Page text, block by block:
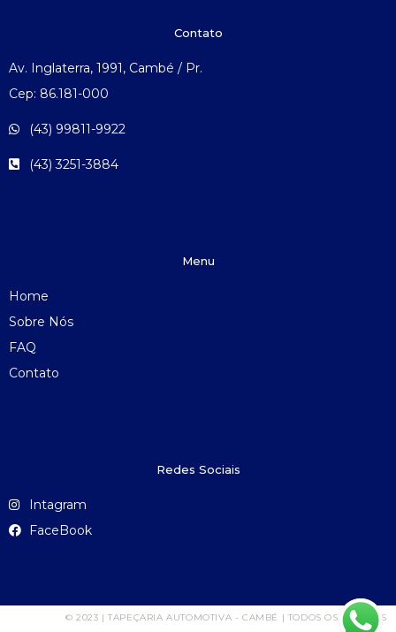
Contato
Av. Inglaterra, 1991, Cambé / Pr.
Cep: 86.181-000
(43) 99811-9922
(43) 3251-3884
Menu
Home
Sobre Nós
FAQ
Contato
Redes Sociais
Intagram
FaceBook
© 2023 | TAPEÇARIA AUTOMOTIVA - CAMBÉ | TODOS OS DIREITOS